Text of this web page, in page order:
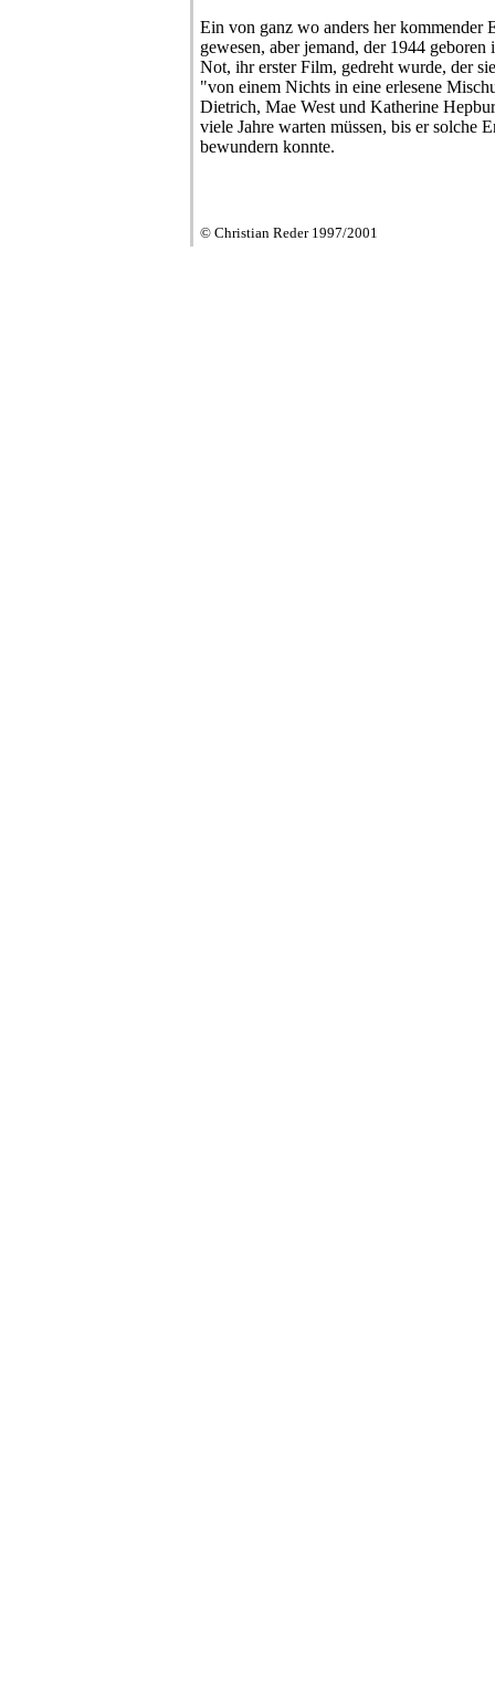
Ein von ganz wo anders her kommender
gewesen, aber jemand, der 1944
Not, ihr erster Film, gedreht wurde, der
"von einem Nichts in eine erlesene
Dietrich, Mae West und Katherine
viele Jahre warten müssen, bis er solche
bewundern konnte.
© Christian Reder 1997/2001